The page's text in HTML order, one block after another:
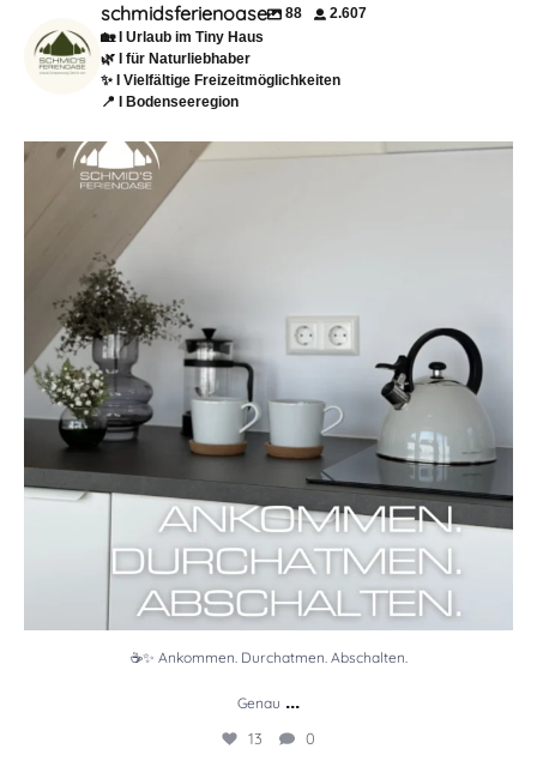
schmidsferienoase 88
2.607
🏡 I Urlaub im Tiny Haus
🌿 I für Naturliebhaber
✨ I Vielfältige Freizeitmöglichkeiten
📍 I Bodenseeregion
☕✨ Ankommen. Durchatmen. Abschalten.
☕✨ Ankommen. Durchatmen. Abschalten.
Genau ...
13 0